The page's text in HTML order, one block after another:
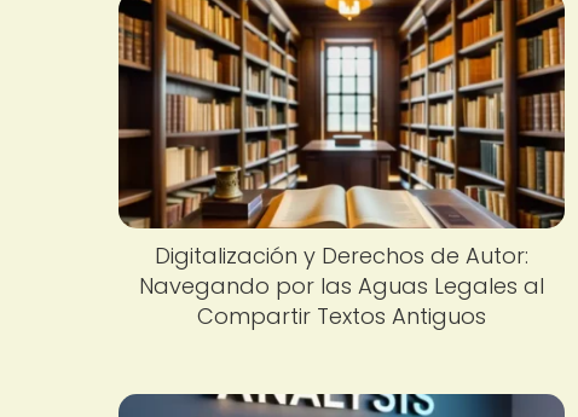
Digitalización y Derechos de Autor:
Navegando por las Aguas Legales al
Compartir Textos Antiguos